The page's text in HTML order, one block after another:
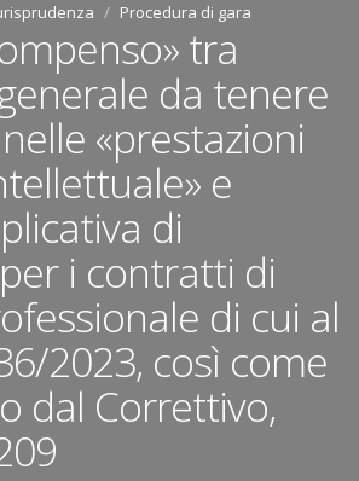
Procedura di gara
tra
da tenere
«prestazioni
e
di
i contratti di
di cui al
2023, così come
dal Correttivo,